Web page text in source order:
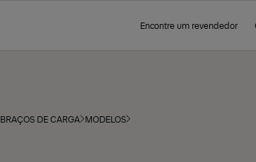
Encontre um revendedor
BRAÇOS DE CARGA MODELOS